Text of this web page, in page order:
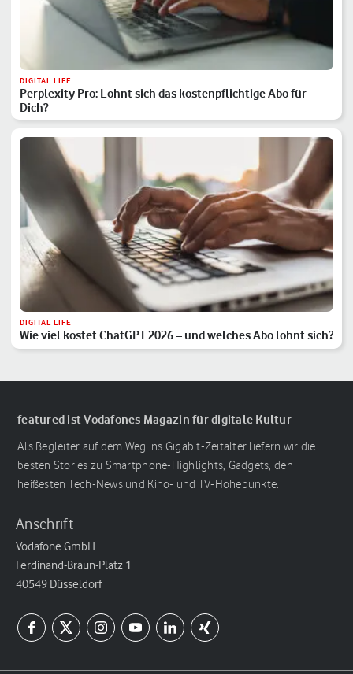
DIGITAL LIFE
Perplexity Pro: Lohnt sich das kostenpflichtige Abo für
Dich?
DIGITAL LIFE
Wie viel kostet ChatGPT 2026 – und welches Abo lohnt sich?
featured ist Vodafones Magazin für digitale Kultur
Als Begleiter auf dem Weg ins Gigabit-Zeitalter liefern wir die
besten Stories zu Smartphone-Highlights, Gadgets, den
heißesten Tech-News und Kino- und TV-Höhepunkte.
Anschrift
Vodafone GmbH
Ferdinand-Braun-Platz 1
40549 Düsseldorf